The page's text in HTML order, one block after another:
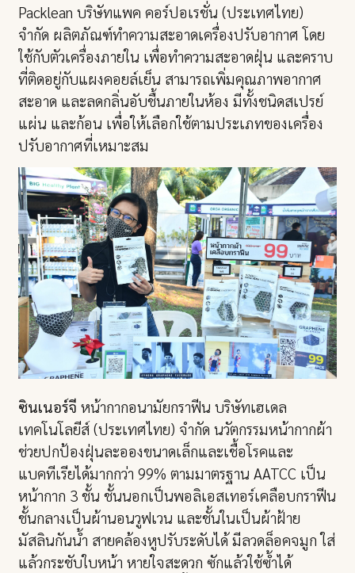
Packlean บริษัทแพค คอร์ปอเรชั่น (ประเทศไทย)
จำกัด ผลิตภัณฑ์ทำความสะอาดเครื่องปรับอากาศ โดย
ใช้กับตัวเครื่องภายใน เพื่อทำความสะอาดฝุ่น และคราบ
ที่ติดอยู่กับแผงคอยล์เย็น สามารถเพิ่มคุณภาพอากาศ
สะอาด และลดกลิ่นอับชื้นภายในห้อง มีทั้งชนิดสเปรย์
แผ่น และก้อน เพื่อให้เลือกใช้ตามประเภทของเครื่อง
ปรับอากาศที่เหมาะสม
ซินเนอร์จี หน้ากากอนามัยกราฟีน บริษัทเฮเดล
เทคโนโลยีส์ (ประเทศไทย) จำกัด นวัตกรรมหน้ากากผ้า
ช่วยปกป้องฝุ่นละอองขนาดเล็กและเชื้อโรคและ
แบคทีเรียได้มากกว่า 99% ตามมาตรฐาน AATCC เป็น
หน้ากาก 3 ชั้น ชั้นนอกเป็นพอลิเอสเทอร์เคลือบกราฟีน
ชั้นกลางเป็นผ้านอนวูฟเวน และชั้นในเป็นผ้าฝ้าย
มัสลินกันน้ำ สายคล้องหูปรับระดับได้ มีลวดล็อคจมูก ใส่
แล้วกระชับใบหน้า หายใจสะดวก ซักแล้วใช้ซ้ำได้